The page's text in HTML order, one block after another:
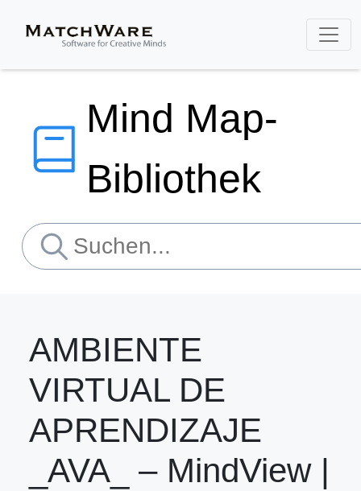
Mind Map-
Bibliothek
AMBIENTE
VIRTUAL DE
APRENDIZAJE
_AVA_ – MindView |